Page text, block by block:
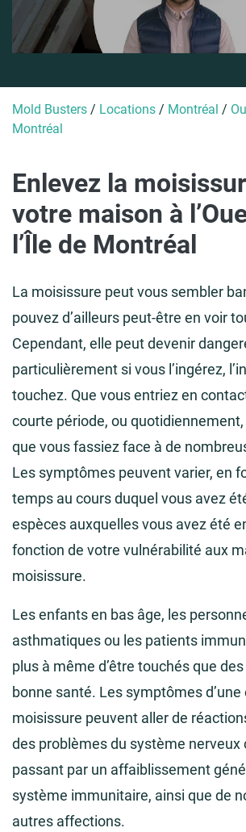
Mold Busters / Locations / Montréal /
Montréal
Enlevez la
votre maison à
l’Île de Montréal
La moisissure peut vous sembler
pouvez d’ailleurs peut-être en voir
Cependant, elle peut devenir
particulièrement si vous l’ingérez,
touchez. Que vous entriez en
courte période, ou
que vous fassiez face à de
Les symptômes peuvent varier, en
temps au cours duquel vous avez
espèces auxquelles vous avez été
fonction de votre vulnérabilité aux
moisissure.
Les enfants en bas âge, les
asthmatiques ou les patients
plus à même d’être touchés que
bonne santé. Les symptômes
moisissure peuvent aller de
des problèmes du système nerveux
passant par un affaiblissement
système immunitaire, ainsi que de
autres affections.